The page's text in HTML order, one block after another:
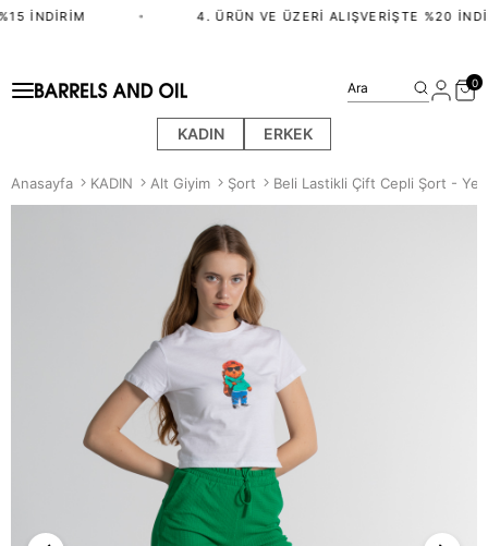
İNDIRIM 4. ÜRÜN VE ÜZERI ALIŞVERIŞTE %20
KADIN ERKEK
Ara 0
Anasayfa KADIN Alt Giyim Şort Beli Lastikli Çift Cepli Şort -